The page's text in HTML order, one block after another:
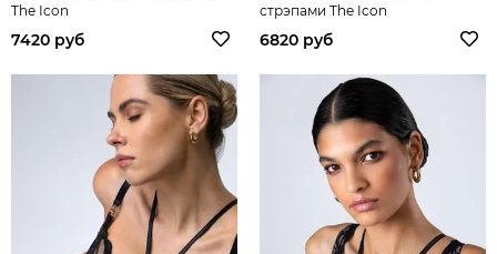
The Icon
7420 руб
стрэпами The Icon
6820 руб